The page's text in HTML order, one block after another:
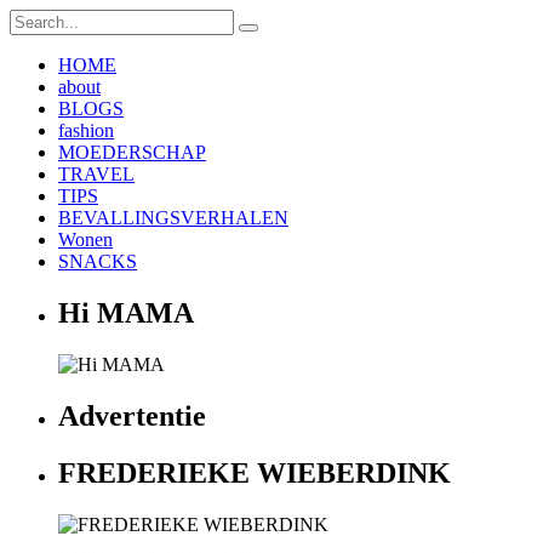
HOME
about
BLOGS
fashion
MOEDERSCHAP
TRAVEL
TIPS
BEVALLINGSVERHALEN
Wonen
SNACKS
Hi MAMA
Advertentie
FREDERIEKE WIEBERDINK